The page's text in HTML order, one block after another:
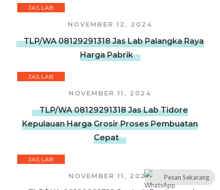
JAS LAB
NOVEMBER 12, 2024
TLP/WA 08129291318 Jas Lab Palangka Raya
Harga Pabrik
JAS LAB
NOVEMBER 11, 2024
TLP/WA 08129291318 Jas Lab Tidore
Kepulauan Harga Grosir Proses Pembuatan
Cepat
JAS LAB
NOVEMBER 11, 2024 Pesan Sekarang